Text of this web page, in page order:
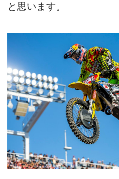
と思います。